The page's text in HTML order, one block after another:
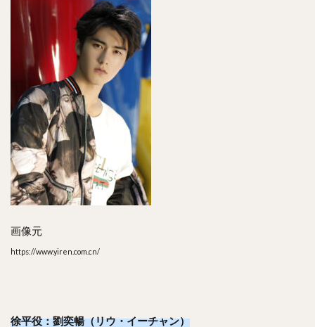
画像元
https://www.yiren.com.cn/
徐平役：劉奕暢（リウ・イーチャン）